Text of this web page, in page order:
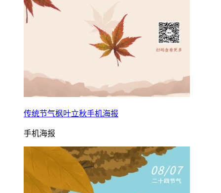
传统节气枫叶立秋手机海报
手机海报